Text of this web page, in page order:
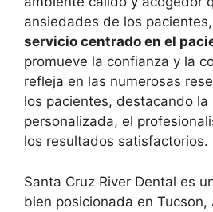
ansiedades de los
servicio centrado en el
promueve la confianza y la
refleja en las numerosas
los pacientes, destacando la
personalizada, el
los resultados satisfactorios.
Santa Cruz River Dental es
bien posicionada en Tucson,